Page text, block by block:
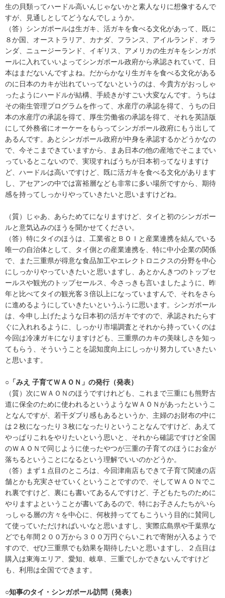
生の貝類ってハードル高いんじゃないかと素人なりに想像するんで
すが、見通しとしてどうなんでしょうか。
（答）シンガポールは生ガキ、活ガキを食べる文化があって、既に
８か国、オーストラリア、カナダ、フランス、アイルランド、オラ
ンダ、ニュージーランド、イギリス、アメリカの生ガキをシンガポ
ールに入れていいよってシンガポール政府から承認されていて、日
本はまだないんですよね。だからかなり生ガキを食べる文化がある
のに日本のカキが出れていってないというのは、今貴方がおっしゃ
ったようにハードルが結構、手続きがすごい大変なんです。うちは
その衛生管理プログラムを作って、水産庁の承認を得て、うちの日
本の水産庁の承認を得て、厚生労働省の承認を得て、それを英語版
にして外務省にオーケーをもらってシンガポール政府にもう出して
あるんです。あとシンガポール政府が中身を承認するかどうかなの
で、今そこまできていますから、まあ日本の他の産地でそこまでい
っているとこないので、実現すればうちが日本初ってなりますけ
ど、ハードルは高いですけど、既に活ガキを食べる文化があります
し、アセアンの中では富裕層なども非常に多い場所ですから、期待
感を持ってしっかりやっていきたいと思いますけどね。
（質）じゃあ、あらためてになりますけど、タイと初のシンガポー
ルと意気込みのほうを聞かせてください。
（答）特にタイのほうは、工業省とＢＯＩと産業連携を結んでいる
唯一の自治体として、タイ側との産業連携を、特に中小企業の関係
で、また三重県が得意な食品加工やエレクトロニクスの分野を中心
にしっかりやっていきたいと思いますし、あとかんきつのトップセ
ールスや観光のトップセールス、今さっきも言いましたように、昨
年と比べてタイの観光客３倍以上になっていますんで、それをさら
に進めるようにしていきたいというふうに思います。シンガポール
は、今申し上げたような日本初の活ガキですので、承認されたらす
ぐに入れれるように、しっかり市場調査とそれから持っていくのは
今回は冷凍ガキになりますけども、三重県のカキの美味しさを知っ
てもらう、そういうことを認知度向上にしっかり努力していきたい
と思います。
○「みえ 子育てＷＡＯＮ」の発行（発表）
（質）次にＷＡＯＮのほうですけれども、これまで三重にも熊野古
道に保全のために使われるというようなＷＡＯＮがあったというこ
となんですが、若干ダブり感もあるというか、主婦のお財布の中に
は２枚になったり３枚になったりということなんですけど、あえて
やっぱりこれをやりたいという思いと、それから確認ですけど全国
のＷＡＯＮで同じように使ったやつが三重の子育てのほうにお金が
落ちるということになるという理解でいいのかどうか。
（答）まず１点目のところは、今回津南店もできて子育て関連の店
舗とかも充実させていくということですので、そしてＷＡＯＮでこ
れ裏ですけど、裏にも書いてあるんですけど、子どもたちのために
やりますよということが書いてあるので、特にお子さんたちがいら
っしゃる層の方々を中心に、何枚持っててもこういう目的に賛同し
て使っていただければいいなと思いますし、実際広島県や千葉県な
どでも年間２００万から３００万円ぐらいこれで寄附が入るようで
すので、ぜひ三重県でも効果を期待したいと思いますし、２点目は
購入は東海エリア、愛知、岐阜、三重でしかできないんですけど
も、利用は全国でできます。
○知事のタイ・シンガポール訪問（発表）